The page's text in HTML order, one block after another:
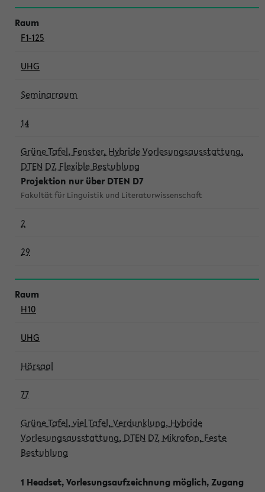
F1-125
UHG
Seminarraum
14
Grüne Tafel, Fenster, Hybride Vorlesungsausstattung,
DTEN D7, Flexible Bestuhlung
Projektion nur über DTEN D7
Fakultät für Linguistik und Literaturwissenschaft
2
29
H10
UHG
Hörsaal
77
Grüne Tafel, viel Tafel, Verdunklung, Hybride
Vorlesungsausstattung, DTEN D7, Mikrofon, Feste
Bestuhlung
1 Headset, Vorlesungsaufzeichnung möglich, Zugang